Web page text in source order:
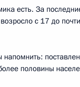
2019 года, 23:55
открыт
есть. За
с 17 до
напомнить:
половины